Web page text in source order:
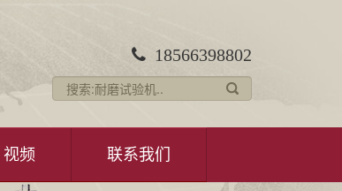
18566398802
视频 联系我们